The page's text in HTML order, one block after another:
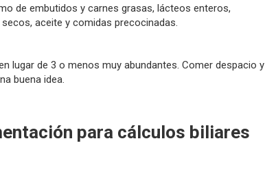
de embutidos y carnes grasas, lácteos enteros,
aceite y comidas precocinadas.
lugar de 3 o menos muy abundantes. Comer despacio y
buena idea.
para cálculos biliares